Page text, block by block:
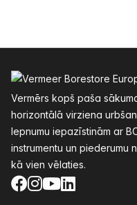
Vermērs kopš paša
horizontālā virziena
lepnumu iepazīstinām ar
instrumentu un piederumu
kā vien vēlaties.
Facebook
Instagram
YouTube
LinkedIn